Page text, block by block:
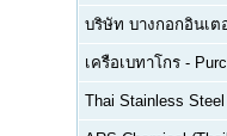
บริษัท บางกอกอินเต
เครือเบทาโกร -
Thai Stainless